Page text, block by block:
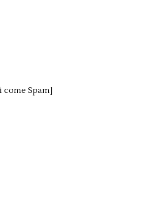
Spam]